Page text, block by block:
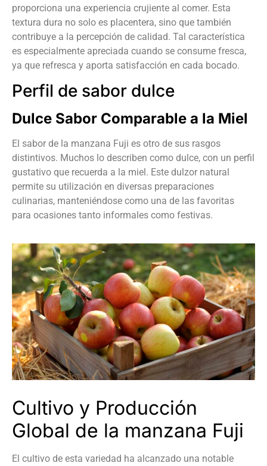
proporciona una experiencia crujiente al comer. Esta
textura dura no solo es placentera, sino que también
contribuye a la percepción de calidad. Tal característica
es especialmente apreciada cuando se consume fresca,
ya que refresca y aporta satisfacción en cada bocado.
Perfil de sabor dulce
Dulce Sabor Comparable a la Miel
El sabor de la manzana Fuji es otro de sus rasgos
distintivos. Muchos lo describen como dulce, con un perfil
gustativo que recuerda a la miel. Este dulzor natural
permite su utilización en diversas preparaciones
culinarias, manteniéndose como una de las favoritas
para ocasiones tanto informales como festivas.
Cultivo y Producción
Global de la manzana Fuji
El cultivo de esta variedad ha alcanzado una notable